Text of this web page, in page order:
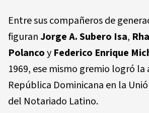
Entre sus compañeros de
figuranJorge A. Subero Isa,
Polancoy Federico Enrique
1969, ese mismo gremio logró la
República Dominicana en la
del Notariado Latino.